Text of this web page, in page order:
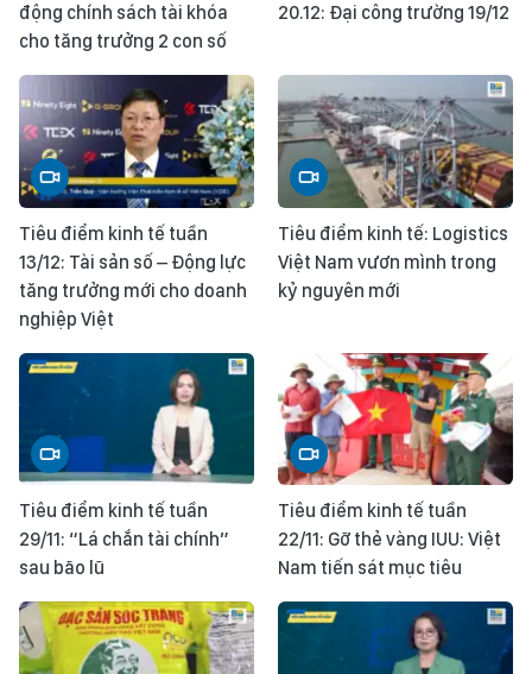
động chính sách tài khóa
cho tăng trưởng 2 con số
20.12: Đại công trường 19/12
Tiêu điểm kinh tế tuần
13/12: Tài sản số – Động lực
tăng trưởng mới cho doanh
nghiệp Việt
Tiêu điểm kinh tế: Logistics
Việt Nam vươn mình trong
kỷ nguyên mới
Tiêu điểm kinh tế tuần
29/11: “Lá chắn tài chính”
sau bão lũ
Tiêu điểm kinh tế tuần
22/11: Gỡ thẻ vàng IUU: Việt
Nam tiến sát mục tiêu